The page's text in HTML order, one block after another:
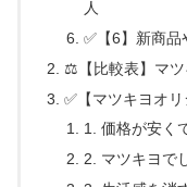
人
✅【6】新商品
⚖️【比較表】マツ
✅【マツキヨオリ
1. 価格が安く
2. マツキヨで